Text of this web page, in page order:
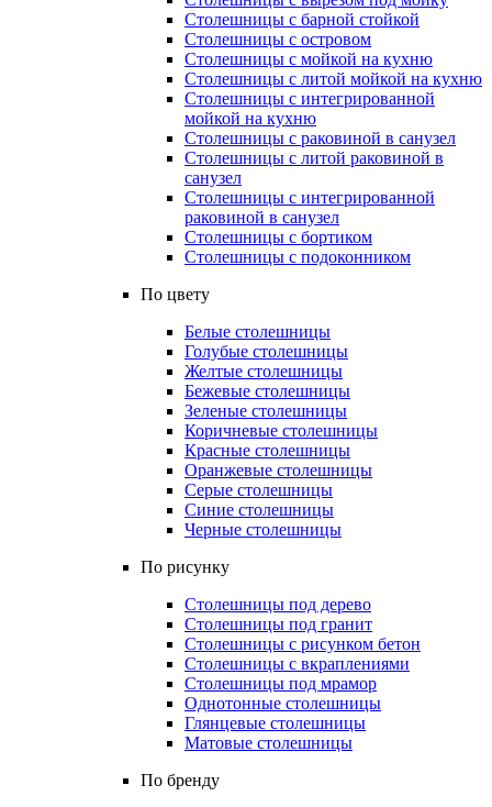
Столешницы с барной стойкой
Столешницы с островом
Столешницы с мойкой на кухню
Столешницы с литой мойкой на кухню
Столешницы с интегрированной
мойкой на кухню
Столешницы с раковиной в санузел
Столешницы с литой раковиной в
санузел
Столешницы с интегрированной
раковиной в санузел
Столешницы с бортиком
Столешницы с подоконником
По цвету
Белые столешницы
Голубые столешницы
Желтые столешницы
Бежевые столешницы
Зеленые столешницы
Коричневые столешницы
Красные столешницы
Оранжевые столешницы
Серые столешницы
Синие столешницы
Черные столешницы
По рисунку
Столешницы под дерево
Столешницы под гранит
Столешницы с рисунком бетон
Столешницы с вкраплениями
Столешницы под мрамор
Однотонные столешницы
Глянцевые столешницы
Матовые столешницы
По бренду